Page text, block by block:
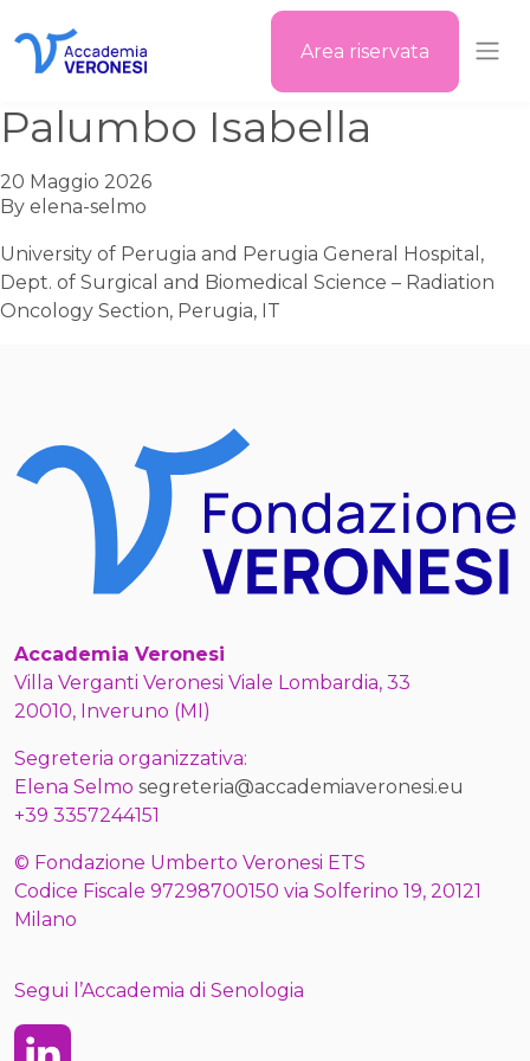
Area riservata
Palumbo Isabella
20 Maggio 2026
By elena-selmo
University of Perugia and Perugia General Hospital,
Dept. of Surgical and Biomedical Science – Radiation
Oncology Section, Perugia, IT
Accademia Veronesi
Villa Verganti Veronesi Viale Lombardia, 33
20010, Inveruno (MI)
Segreteria organizzativa:
Elena Selmo segreteria@accademiaveronesi.eu
+39 3357244151
© Fondazione Umberto Veronesi ETS
Codice Fiscale 97298700150 via Solferino 19, 20121
Milano
Segui l’Accademia di Senologia
Linkedin